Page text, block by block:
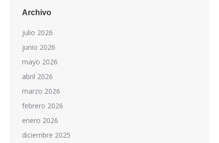
Archivo
julio 2026
junio 2026
mayo 2026
abril 2026
marzo 2026
febrero 2026
enero 2026
diciembre 2025